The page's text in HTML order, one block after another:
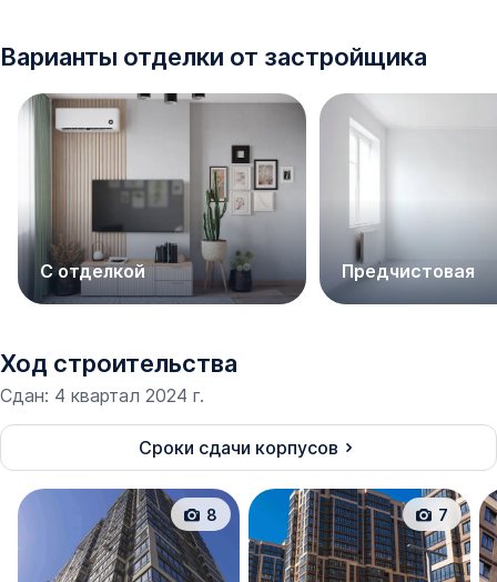
Варианты отделки от застройщика
С отделкой Предчистовая
Ход строительства
Сдан: 4 квартал 2024 г.
Сроки сдачи корпусов
8 7